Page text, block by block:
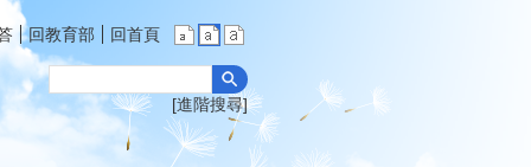
回教育部 回首頁
進階搜尋